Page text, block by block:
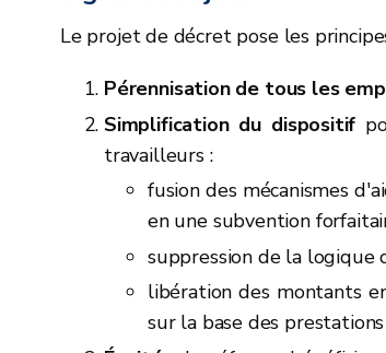
Le projet de décret pose les
Pérennisation de tous les
Simplification du dispositif
travailleurs :
fusion des mécanismes
en une subvention
suppression de la logique
libération des montants
sur la base des